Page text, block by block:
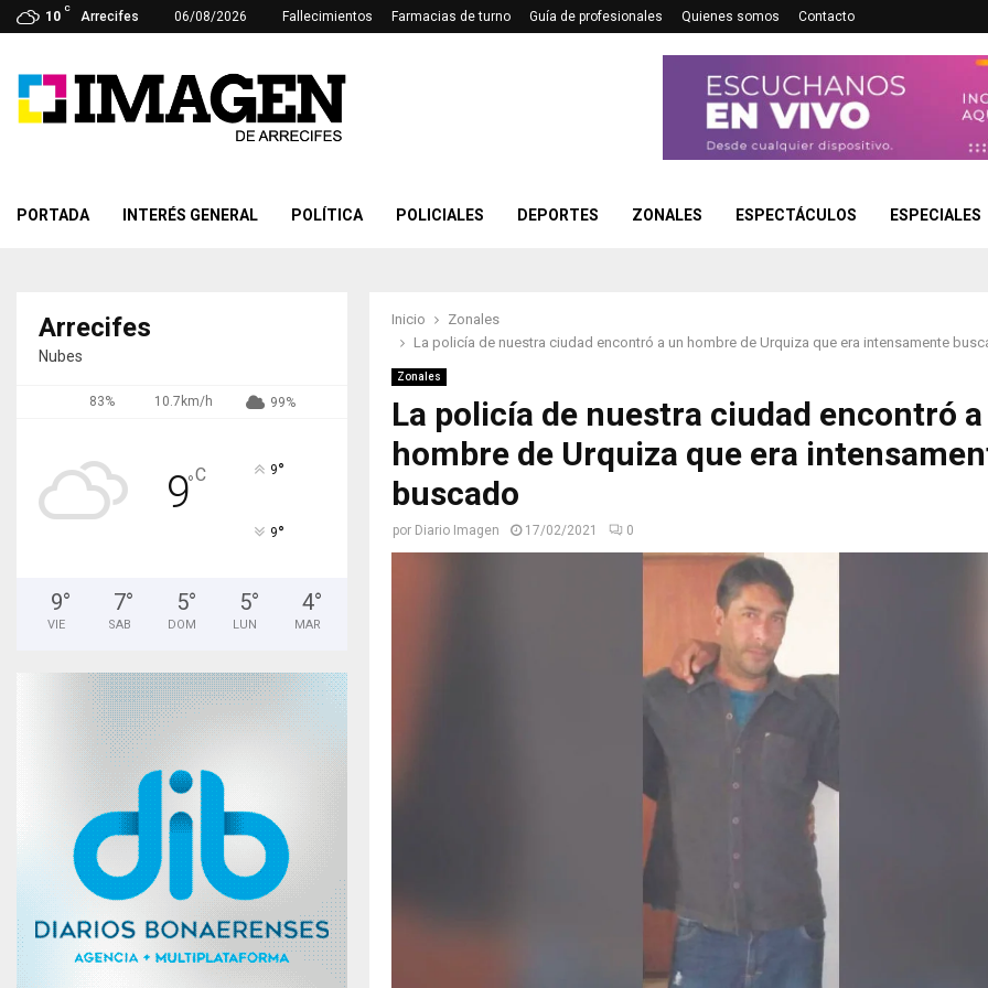
10
C
Arrecifes 06/08/2026 Fallecimientos Farmacias de turno Guía de profesionales Quienes somos Contacto
PORTADA INTERÉS GENERAL POLÍTICA POLICIALES DEPORTES ZONALES ESPECTÁCULOS ESPECIALES
Inicio
Zonales
La policía de nuestra ciudad encontró a un hombre de Urquiza que era intensamente
Zonales
La policía de nuestra ciudad encontró
hombre de Urquiza que era
buscado
por Diario Imagen 17/02/2021 0
Arrecifes
Nubes
83% 10.7km/h 99%
9°C 9°
9°
9°
VIE
7°
SAB
5°
DOM
5°
LUN
4°
MAR